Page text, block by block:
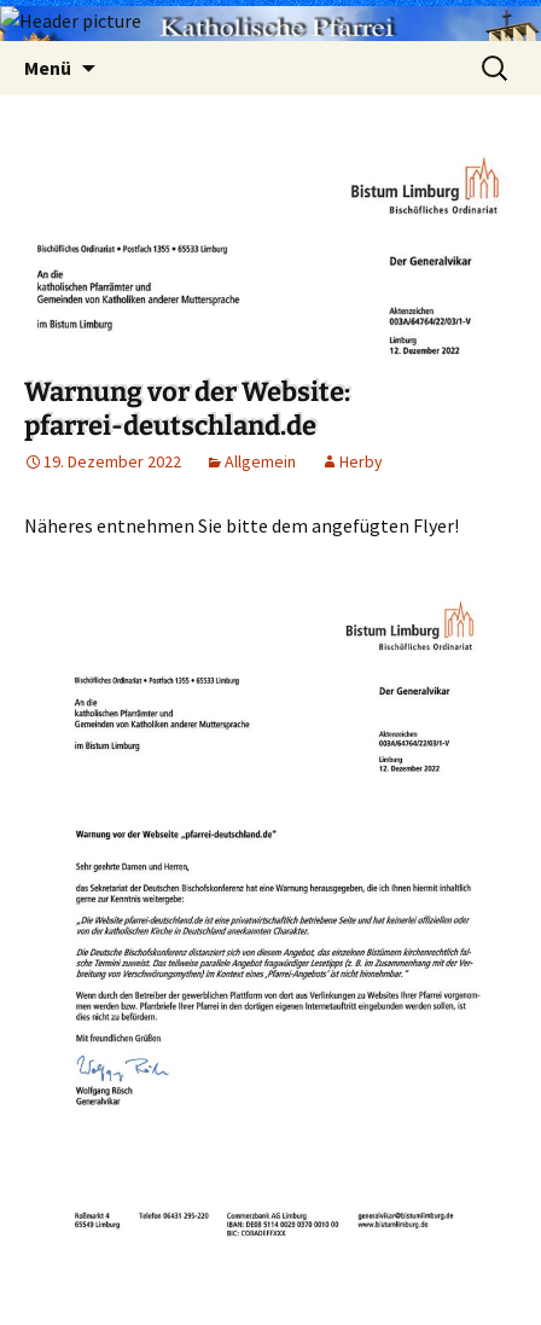
Menü
Suchen
nach:
Warnung vor der Website:
pfarrei-deutschland.de
19. Dezember 2022 Allgemein Herby
Näheres entnehmen Sie bitte dem angefügten Flyer!